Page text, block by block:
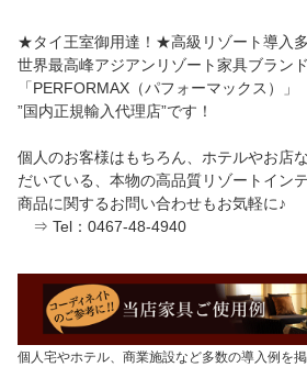
★タイ王室御用達！★高級リゾート導入多
世界最高峰アジアンリゾート家具ブランド
「PERFORMAX（パフォーマックス）」
”国内正規輸入代理店”です！
個人のお客様はもちろん、ホテルやお店
だいている、本物の高品質リゾートイン
商品に関するお問い合わせもお気軽に♪
⇒ Tel：0467-48-4940
個人宅やホテル、商業施設など多数の導入例を掲